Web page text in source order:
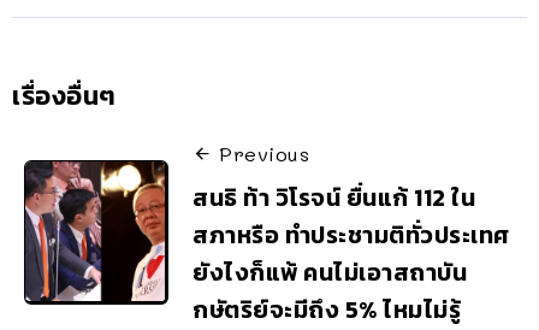
เรื่องอื่นๆ
Previous
สนธิ ท้า วิโรจน์ ยื่นแก้ 112 ใน
สภาหรือ ทำประชามติทั่วประเทศ
ยังไงก็แพ้ คนไม่เอาสถาบัน
กษัตริย์จะมีถึง 5% ไหมไม่รู้